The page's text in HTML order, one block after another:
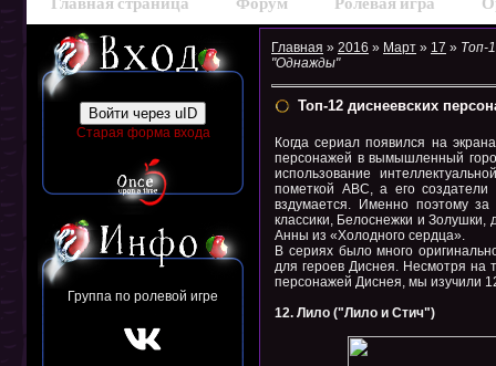
Главная страница Форум Ролевая игра
Войти через uID
Старая форма входа
Группа по ролевой игре
Главная » 2016 » Март » 17 » Топ-
"Однажды"
Топ-12 диснеевских
Когда сериал появился на
персонажей в вымышленный
использование
пометкой АВС, а его создатели
вздумается. Именно поэтому
классики, Белоснежки и
Анны из «Холодного сердца».
В сериях было много
для героев Диснея. Несмотря на
персонажей Диснея, мы изучили
12. Лило ("Лило и Стич")